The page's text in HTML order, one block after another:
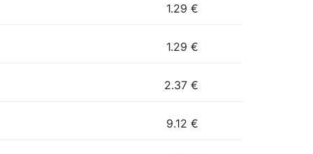
1.29 €
1.29 €
2.37 €
9.12 €